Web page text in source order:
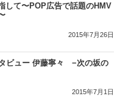
して〜POP広告で話題のHMV
2015年7月26日
ビュー 伊藤寧々 −次の坂の
2015年7月1日